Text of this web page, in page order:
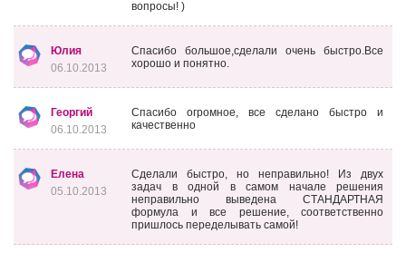
вопросы! )
Юлия
06.10.2013
Спасибо большое,сделали очень быстро.Все
хорошо и понятно.
Георгий
06.10.2013
Спасибо огромное, все сделано быстро и
качественно
Елена
05.10.2013
Сделали быстро, но неправильно! Из двух
задач в одной в самом начале решения
неправильно выведена СТАНДАРТНАЯ
формула и все решение, соответственно
пришлось переделывать самой!